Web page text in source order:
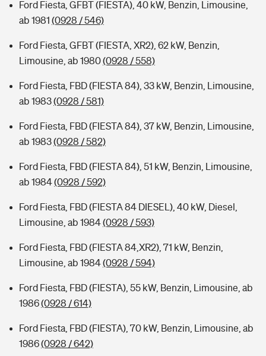
Sie haben Fragen?
Ford Fiesta, GFBT (FIESTA), 40 kW, Benzin, Limousine,
ab 1981 (0928 / 546)
Ford Fiesta, GFBT (FIESTA, XR2), 62 kW, Benzin,
Limousine, ab 1980(0928 / 558)
Ford Fiesta, FBD (FIESTA 84), 33 kW, Benzin, Limousine,
ab 1983(0928 / 581)
Ford Fiesta, FBD (FIESTA 84), 37 kW, Benzin, Limousine,
ab 1983(0928 / 582)
Ford Fiesta, FBD (FIESTA 84), 51 kW, Benzin, Limousine,
ab 1984(0928 / 592)
Ford Fiesta, FBD (FIESTA 84 DIESEL), 40 kW, Diesel,
Limousine, ab 1984(0928 / 593)
Ford Fiesta, FBD (FIESTA 84,XR2), 71 kW, Benzin,
Limousine, ab 1984(0928 / 594)
Ford Fiesta, FBD (FIESTA), 55 kW, Benzin, Limousine, ab
1986(0928 / 614)
Ford Fiesta, FBD (FIESTA), 70 kW, Benzin, Limousine, ab
1986(0928 / 642)